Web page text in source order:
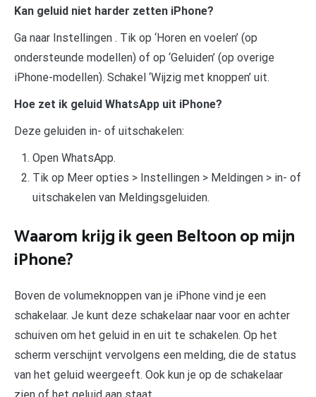
Kan geluid niet harder zetten iPhone?
Ga naar Instellingen . Tik op ‘Horen en voelen’ (op
ondersteunde modellen) of op ‘Geluiden’ (op overige
iPhone-modellen). Schakel ‘Wijzig met knoppen’ uit.
Hoe zet ik geluid WhatsApp uit iPhone?
Deze geluiden in- of uitschakelen:
Open WhatsApp.
Tik op Meer opties > Instellingen > Meldingen > in- of
uitschakelen van Meldingsgeluiden.
Waarom krijg ik geen Beltoon op mijn
iPhone?
Boven de volumeknoppen van je iPhone vind je een
schakelaar. Je kunt deze schakelaar naar voor en achter
schuiven om het geluid in en uit te schakelen. Op het
scherm verschijnt vervolgens een melding, die de status
van het geluid weergeeft. Ook kun je op de schakelaar